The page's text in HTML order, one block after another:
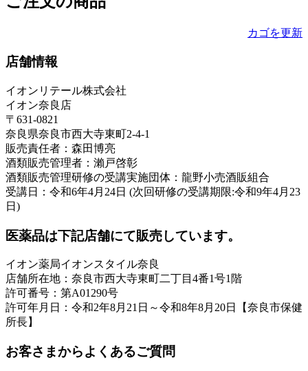
カゴを更新
店舗情報
イオンリテール株式会社
イオン奈良店
〒631-0821
奈良県奈良市西大寺東町2-4-1
販売責任者：森田博亮
酒類販売管理者：瀨戸啓彰
酒類販売管理研修の受講実施団体：龍野小売酒販組合
受講日：令和6年4月24日 (次回研修の受講期限:令和9年4月23
日)
医薬品は下記店舗にて販売しています。
イオン薬局イオンスタイル奈良
店舗所在地：奈良市西大寺東町二丁目4番1号1階
許可番号：第A01290号
許可年月日：令和2年8月21日～令和8年8月20日【奈良市保健
所長】
お客さまからよくあるご質問